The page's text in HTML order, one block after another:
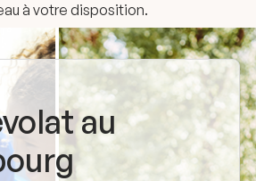
à votre disposition.
au